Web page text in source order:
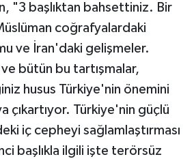
"3 başlıktan bahsettiniz. Bir
coğrafyalardaki
ve İran'daki gelişmeler.
bütün bu tartışmalar,
husus Türkiye'nin önemini
çıkartıyor. Türkiye'nin güçlü
iç cepheyi sağlamlaştırması
başlıkla ilgili işte terörsüz